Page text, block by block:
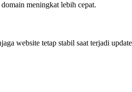
meningkat lebih cepat.
website tetap stabil saat terjadi